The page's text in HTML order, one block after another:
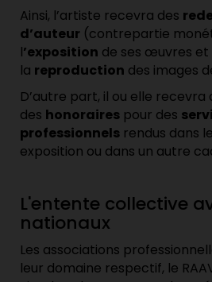
Ainsi, l’artiste recevra des
d’auteur (contrepartie
l’exposition de ses œuvres et
la reproduction des images
D’autre part, il ou elle recevra
des honoraires pour des
professionnels rendus dans
exposition ou dans un autre
L'entente collective
nationaux
Les associations
leur domaine respectif, le